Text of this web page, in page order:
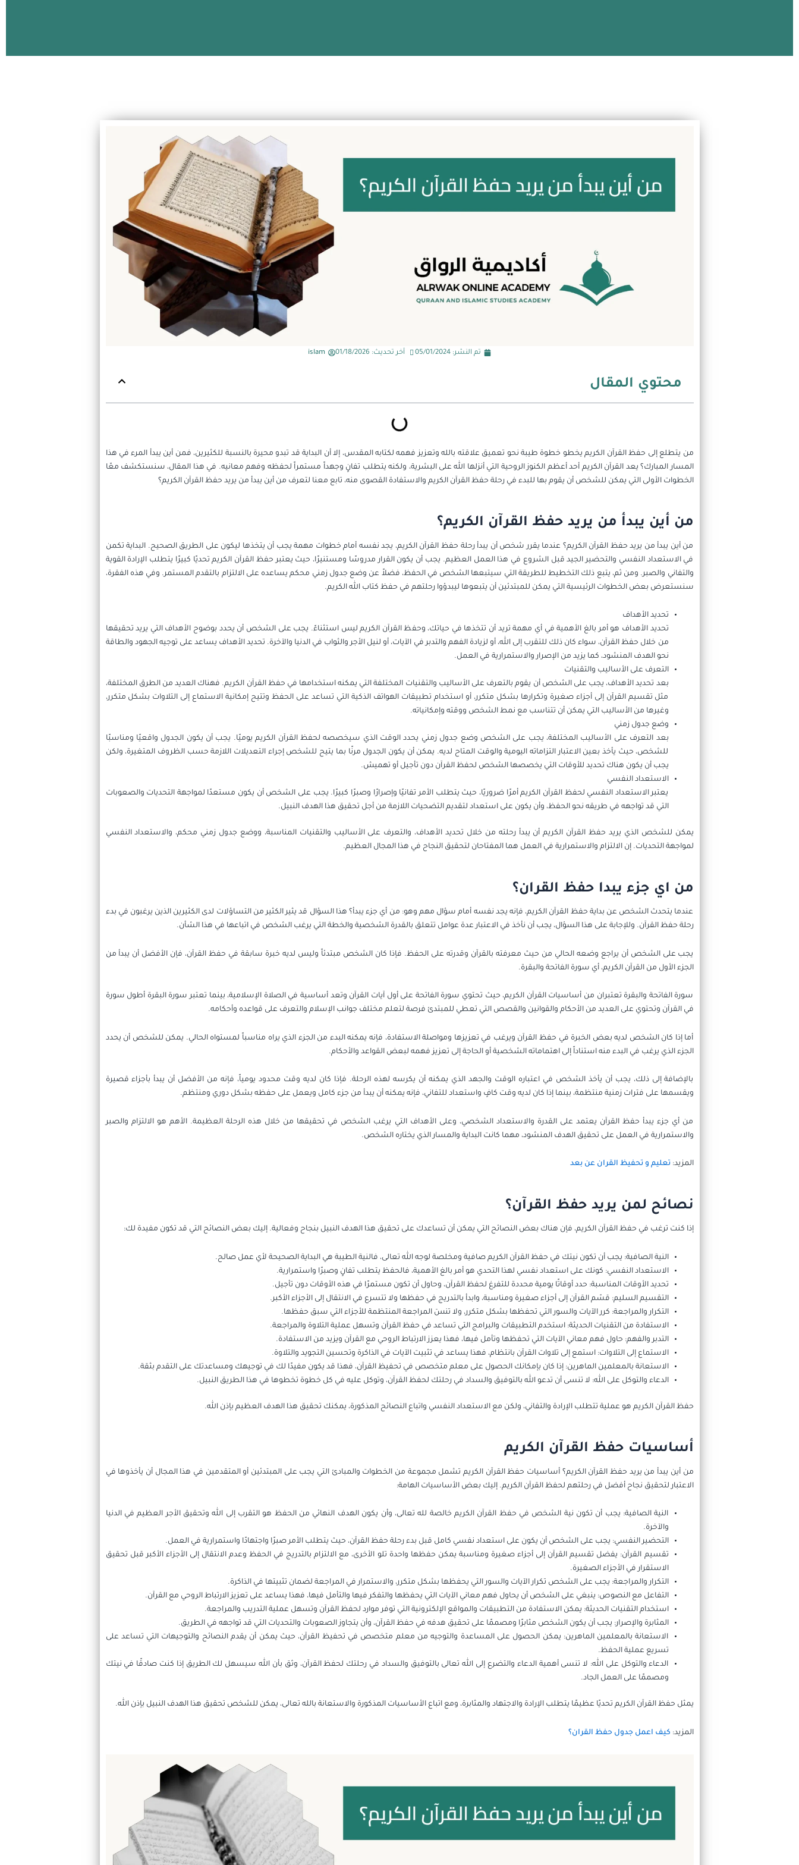
احصل على حصة تجريبية مجانية
تم النشر: 05/01/2024 أخر تحديث: 01/18/2026 islam
محتوي المقال
من يتطلع إلى حفظ القرآن الكريم يخطو خطوة طيبة نحو تعميق علاقته بالله وتعزيز فهمه لكتابه المقدس، إلا أن البداية قد تبدو محيرة بالنسبة للكثيرين، فمن أين يبدأ المرء في هذا
المسار المبارك؟ يعد القرآن الكريم أحد أعظم الكنوز الروحية التي أنزلها الله على البشرية، ولكنه يتطلب تفانٍ وجهداً مستمراً لحفظه وفهم معانيه. في هذا المقال، سنستكشف معًا
الخطوات الأولى التي يمكن للشخص أن يقوم بها للبدء في رحلة حفظ القرآن الكريم والاستفادة القصوى منه، تابع معنا لتعرف من أين يبدأ من يريد حفظ القرآن الكريم؟
من أين يبدأ من يريد حفظ القرآن الكريم؟
من أين يبدأ من يريد حفظ القرآن الكريم؟ عندما يقرر شخص أن يبدأ رحلة حفظ القرآن الكريم، يجد نفسه أمام خطوات مهمة يجب أن يتخذها ليكون على الطريق الصحيح. البداية تكمن
في الاستعداد النفسي والتحضير الجيد قبل الشروع في هذا العمل العظيم. يجب أن يكون القرار مدروسًا ومستنيرًا، حيث يعتبر حفظ القرآن الكريم تحديًا كبيرًا يتطلب الإرادة القوية
والتفاني والصبر. ومن ثم، يتبع ذلك التخطيط للطريقة التي سيتبعها الشخص في الحفظ، فضلاً عن وضع جدول زمني محكم يساعده على الالتزام بالتقدم المستمر. وفي هذه الفقرة،
سنستعرض بعض الخطوات الرئيسية التي يمكن للمبتدئين أن يتبعوها ليبدؤوا رحلتهم في حفظ كتاب الله الكريم.
تحديد الأهداف
تحديد الأهداف هو أمر بالغ الأهمية في أي مهمة تريد أن تتخذها في حياتك، وحفظ القرآن الكريم ليس استثناءً. يجب على الشخص أن يحدد بوضوح الأهداف التي يريد تحقيقها
من خلال حفظ القرآن، سواء كان ذلك للتقرب إلى الله، أو لزيادة الفهم والتدبر في الآيات، أو لنيل الأجر والثواب في الدنيا والآخرة. تحديد الأهداف يساعد على توجيه الجهود والطاقة
نحو الهدف المنشود، كما يزيد من الإصرار والاستمرارية في العمل.
التعرف على الأساليب والتقنيات
بعد تحديد الأهداف، يجب على الشخص أن يقوم بالتعرف على الأساليب والتقنيات المختلفة التي يمكنه استخدامها في حفظ القرآن الكريم. فهناك العديد من الطرق المختلفة،
مثل تقسيم القرآن إلى أجزاء صغيرة وتكرارها بشكل متكرر، أو استخدام تطبيقات الهواتف الذكية التي تساعد على الحفظ وتتيح إمكانية الاستماع إلى التلاوات بشكل متكرر،
وغيرها من الأساليب التي يمكن أن تتناسب مع نمط الشخص ووقته وإمكانياته.
وضع جدول زمني
بعد التعرف على الأساليب المختلفة، يجب على الشخص وضع جدول زمني يحدد الوقت الذي سيخصصه لحفظ القرآن الكريم يوميًا. يجب أن يكون الجدول واقعيًا ومناسبًا
للشخص، حيث يأخذ بعين الاعتبار التزاماته اليومية والوقت المتاح لديه. يمكن أن يكون الجدول مرنًا بما يتيح للشخص إجراء التعديلات اللازمة حسب الظروف المتغيرة، ولكن
يجب أن يكون هناك تحديد للأوقات التي يخصصها الشخص لحفظ القرآن دون تأجيل أو تهميش.
الاستعداد النفسي
يعتبر الاستعداد النفسي لحفظ القرآن الكريم أمرًا ضروريًا، حيث يتطلب الأمر تفانيًا وإصرارًا وصبرًا كبيرًا. يجب على الشخص أن يكون مستعدًا لمواجهة التحديات والصعوبات
التي قد تواجهه في طريقه نحو الحفظ، وأن يكون على استعداد لتقديم التضحيات اللازمة من أجل تحقيق هذا الهدف النبيل.
يمكن للشخص الذي يريد حفظ القرآن الكريم أن يبدأ رحلته من خلال تحديد الأهداف، والتعرف على الأساليب والتقنيات المناسبة، ووضع جدول زمني محكم، والاستعداد النفسي
لمواجهة التحديات. إن الالتزام والاستمرارية في العمل هما المفتاحان لتحقيق النجاح في هذا المجال العظيم.
من اي جزء يبدا حفظ القران؟
عندما يتحدث الشخص عن بداية حفظ القرآن الكريم، فإنه يجد نفسه أمام سؤال مهم وهو: من أي جزء يبدأ؟ هذا السؤال قد يثير الكثير من التساؤلات لدى الكثيرين الذين يرغبون في بدء
رحلة حفظ القرآن. وللإجابة على هذا السؤال، يجب أن نأخذ في الاعتبار عدة عوامل تتعلق بالقدرة الشخصية والخطة التي يرغب الشخص في اتباعها في هذا الشأن.
يجب على الشخص أن يراجع وضعه الحالي من حيث معرفته بالقرآن وقدرته على الحفظ. فإذا كان الشخص مبتدئاً وليس لديه خبرة سابقة في حفظ القرآن، فإن الأفضل أن يبدأ من
الجزء الأول من القرآن الكريم، أي سورة الفاتحة والبقرة.
سورة الفاتحة والبقرة تعتبران من أساسيات القرآن الكريم، حيث تحتوي سورة الفاتحة على أول آيات القرآن وتعد أساسية في الصلاة الإسلامية، بينما تعتبر سورة البقرة أطول سورة
في القرآن وتحتوي على العديد من الأحكام والقوانين والقصص التي تعطي للمبتدئ فرصة لتعلم مختلف جوانب الإسلام والتعرف على قواعده وأحكامه.
أما إذا كان الشخص لديه بعض الخبرة في حفظ القرآن ويرغب في تعزيزها ومواصلة الاستفادة، فإنه يمكنه البدء من الجزء الذي يراه مناسباً لمستواه الحالي. يمكن للشخص أن يحدد
الجزء الذي يرغب في البدء منه استناداً إلى اهتماماته الشخصية أو الحاجة إلى تعزيز فهمه لبعض القواعد والأحكام.
بالإضافة إلى ذلك، يجب أن يأخذ الشخص في اعتباره الوقت والجهد الذي يمكنه أن يكرسه لهذه الرحلة. فإذا كان لديه وقت محدود يومياً، فإنه من الأفضل أن يبدأ بأجزاء قصيرة
ويقسمها على فترات زمنية منتظمة، بينما إذا كان لديه وقت كافٍ واستعداد للتفاني، فإنه يمكنه أن يبدأ من جزء كامل ويعمل على حفظه بشكل دوري ومنتظم.
من أي جزء يبدأ حفظ القرآن يعتمد على القدرة والاستعداد الشخصي، وعلى الأهداف التي يرغب الشخص في تحقيقها من خلال هذه الرحلة العظيمة. الأهم هو الالتزام والصبر
والاستمرارية في العمل على تحقيق الهدف المنشود، مهما كانت البداية والمسار الذي يختاره الشخص.
المزيد: تعليم و تحفيظ القران عن بعد
نصائح لمن يريد حفظ القرآن؟
إذا كنت ترغب في حفظ القرآن الكريم، فإن هناك بعض النصائح التي يمكن أن تساعدك على تحقيق هذا الهدف النبيل بنجاح وفعالية. إليك بعض النصائح التي قد تكون مفيدة لك:
النية الصافية: يجب أن تكون نيتك في حفظ القرآن الكريم صافية ومخلصة لوجه الله تعالى، فالنية الطيبة هي البداية الصحيحة لأي عمل صالح.
الاستعداد النفسي: كونك على استعداد نفسي لهذا التحدي هو أمر بالغ الأهمية، فالحفظ يتطلب تفانٍ وصبرًا واستمرارية.
تحديد الأوقات المناسبة: حدد أوقاتًا يومية محددة للتفرغ لحفظ القرآن، وحاول أن تكون مستمرًا في هذه الأوقات دون تأجيل.
التقسيم السليم: قسّم القرآن إلى أجزاء صغيرة ومناسبة، وابدأ بالتدريج في حفظها ولا تتسرع في الانتقال إلى الأجزاء الأكبر.
التكرار والمراجعة: كرر الآيات والسور التي تحفظها بشكل متكرر، ولا تنسَ المراجعة المنتظمة للأجزاء التي سبق حفظها.
الاستفادة من التقنيات الحديثة: استخدم التطبيقات والبرامج التي تساعد في حفظ القرآن وتسهل عملية التلاوة والمراجعة.
التدبر والفهم: حاول فهم معاني الآيات التي تحفظها وتأمل فيها، فهذا يعزز الارتباط الروحي مع القرآن ويزيد من الاستفادة.
الاستماع إلى التلاوات: استمع إلى تلاوات القرآن بانتظام، فهذا يساعد في تثبيت الآيات في الذاكرة وتحسين التجويد والتلاوة.
الاستعانة بالمعلمين الماهرين: إذا كان بإمكانك الحصول على معلم متخصص في تحفيظ القرآن، فهذا قد يكون مفيدًا لك في توجيهك ومساعدتك على التقدم بثقة.
الدعاء والتوكل على الله: لا تنسى أن تدعو الله بالتوفيق والسداد في رحلتك لحفظ القرآن، وتوكل عليه في كل خطوة تخطوها في هذا الطريق النبيل.
حفظ القرآن الكريم هو عملية تتطلب الإرادة والتفاني، ولكن مع الاستعداد النفسي واتباع النصائح المذكورة، يمكنك تحقيق هذا الهدف العظيم بإذن الله.
أساسيات حفظ القرآن الكريم
من أين يبدأ من يريد حفظ القرآن الكريم؟ أساسيات حفظ القرآن الكريم تشمل مجموعة من الخطوات والمبادئ التي يجب على المبتدئين أو المتقدمين في هذا المجال أن يأخذوها في
الاعتبار لتحقيق نجاح أفضل في رحلتهم لحفظ القرآن الكريم. إليك بعض الأساسيات الهامة:
النية الصافية: يجب أن تكون نية الشخص في حفظ القرآن الكريم خالصة لله تعالى، وأن يكون الهدف النهائي من الحفظ هو التقرب إلى الله وتحقيق الأجر العظيم في الدنيا
والآخرة.
التحضير النفسي: يجب على الشخص أن يكون على استعداد نفسي كامل قبل بدء رحلة حفظ القرآن، حيث يتطلب الأمر صبرًا واجتهادًا واستمرارية في العمل.
تقسيم القرآن: يفضل تقسيم القرآن إلى أجزاء صغيرة ومناسبة يمكن حفظها واحدة تلو الأخرى، مع الالتزام بالتدريج في الحفظ وعدم الانتقال إلى الأجزاء الأكبر قبل تحقيق
الاستقرار في الأجزاء الصغيرة.
التكرار والمراجعة: يجب على الشخص تكرار الآيات والسور التي يحفظها بشكل متكرر، والاستمرار في المراجعة لضمان تثبيتها في الذاكرة.
التفاعل مع النصوص: ينبغي على الشخص أن يحاول فهم معاني الآيات التي يحفظها والتفكر فيها والتأمل فيها، فهذا يساعد على تعزيز الارتباط الروحي مع القرآن.
استخدام التقنيات الحديثة: يمكن الاستفادة من التطبيقات والمواقع الإلكترونية التي توفر موارد لحفظ القرآن وتسهل عملية التدريب والمراجعة.
المثابرة والإصرار: يجب أن يكون الشخص مثابرًا ومصممًا على تحقيق هدفه في حفظ القرآن، وأن يتجاوز الصعوبات والتحديات التي قد تواجهه في الطريق.
الاستعانة بالمعلمين الماهرين: يمكن الحصول على المساعدة والتوجيه من معلم متخصص في تحفيظ القرآن، حيث يمكن أن يقدم النصائح والتوجيهات التي تساعد على
تسريع عملية الحفظ.
الدعاء والتوكل على الله: لا تنسى أهمية الدعاء والتضرع إلى الله تعالى بالتوفيق والسداد في رحلتك لحفظ القرآن، وثق بأن الله سيسهل لك الطريق إذا كنت صادقًا في نيتك
ومصممًا على العمل الجاد.
يمثل حفظ القرآن الكريم تحديًا عظيمًا يتطلب الإرادة والاجتهاد والمثابرة، ومع اتباع الأساسيات المذكورة والاستعانة بالله تعالى، يمكن للشخص تحقيق هذا الهدف النبيل بإذن الله.
المزيد: كيف اعمل جدول حفظ القران؟